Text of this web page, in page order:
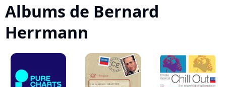
Albums de Bernard
Herrmann